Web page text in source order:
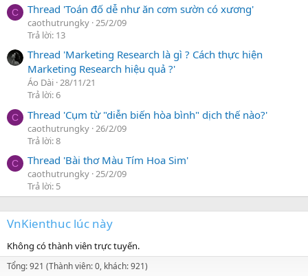
C Thread 'Toán đố dễ như ăn cơm sườn có xương'
caothutrungky 25/2/09
Trả lời: 13
Thread 'Marketing Research là gì ? Cách thực hiện
Marketing Research hiệu quả ?'
Áo Dài 28/11/21
Trả lời: 6
C Thread 'Cụm từ "diễn biến hòa bình" dịch thế nào?'
caothutrungky 26/2/09
Trả lời: 8
C Thread 'Bài thơ Màu Tím Hoa Sim'
caothutrungky 25/2/09
Trả lời: 5
VnKienthuc lúc này
Không có thành viên trực tuyến.
Tổng: 921 (Thành viên: 0, khách: 921)